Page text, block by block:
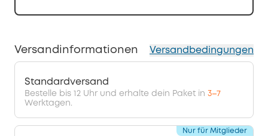
Versandinformationen Versandbedingungen
Standardversand
Bestelle bis 12 Uhr und erhalte dein Paket in 3–7
Werktagen.
Nur für Mitglieder